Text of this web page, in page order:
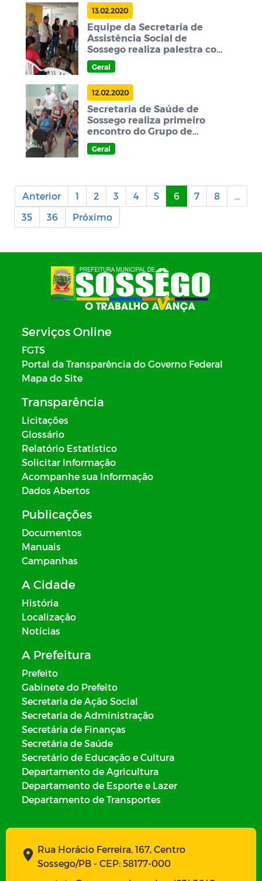
13.02.2020
Equipe da Secretaria de
Assistência Social de
Sossego realiza palestra com
beneficiários do BPC
Geral
12.02.2020
Secretaria de Saúde de
Sossego realiza primeiro
encontro do Grupo de
Combate ao Tabagismo
Geral
Anterior 1 2 3 4 5 6 7 8
...
35
36 Próximo
Serviços Online
FGTS
Portal da Transparência do Governo Federal
Mapa do Site
Transparência
Licitações
Glossário
Relatório Estatístico
Solicitar Informação
Acompanhe sua Informação
Dados Abertos
Publicações
Documentos
Manuais
Campanhas
A Cidade
História
Localização
Notícias
A Prefeitura
Prefeito
Gabinete do Prefeito
Secretaria de Ação Social
Secretaria de Administração
Secretária de Finanças
Secretária de Saúde
Secretário de Educação e Cultura
Departamento de Agricultura
Departamento de Esporte e Lazer
Departamento de Transportes
Rua Horácio Ferreira, 167, Centro
Sossego/PB - CEP: 58177-000